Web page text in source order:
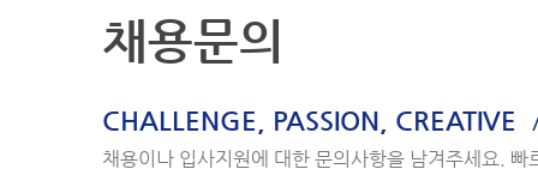
채용문의
CHALLENGE, PASSION, CREATIVE
채용이나 입사지원에 대한 문의사항을 남겨주세요.